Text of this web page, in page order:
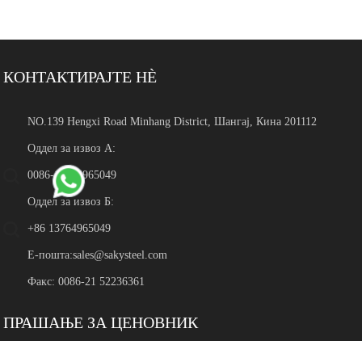
КОНТАКТИРАЈТЕ НÈ
NO.139 Hengxi Road Minhang District, Шангај, Кина 201112
Оддел за извоз А:
0086-13764965049
Оддел за извоз Б:
+86 13764965049
Е-пошта:sales@sakysteel.com
Факс: 0086-21 52236361
ПРАШАЊЕ ЗА ЦЕНОВНИК